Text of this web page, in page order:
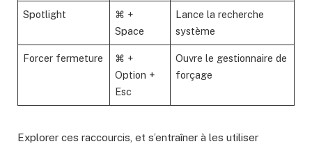
Spotlight
⌘ +
Space
Lance la recherche
système
Forcer fermeture
⌘ +
Option +
Esc
Ouvre le gestionnaire de
forçage
Explorer ces raccourcis, et s’entraîner à les utiliser